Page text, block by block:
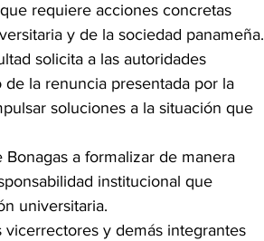
requiere acciones concretas
y de la sociedad panameña.
solicita a las autoridades
la renuncia presentada por la
soluciones a la situación que
a formalizar de manera
institucional que
universitaria.
y demás integrantes